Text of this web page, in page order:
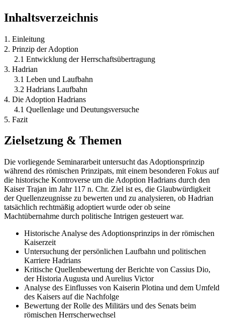
Inhaltsverzeichnis
1. Einleitung
2. Prinzip der Adoption
2.1 Entwicklung der Herrschaftsübertragung
3. Hadrian
3.1 Leben und Laufbahn
3.2 Hadrians Laufbahn
4. Die Adoption Hadrians
4.1 Quellenlage und Deutungsversuche
5. Fazit
Zielsetzung & Themen
Die vorliegende Seminararbeit untersucht das Adoptionsprinzip
während des römischen Prinzipats, mit einem besonderen Fokus auf
die historische Kontroverse um die Adoption Hadrians durch den
Kaiser Trajan im Jahr 117 n. Chr. Ziel ist es, die Glaubwürdigkeit
der Quellenzeugnisse zu bewerten und zu analysieren, ob Hadrian
tatsächlich rechtmäßig adoptiert wurde oder ob seine
Machtübernahme durch politische Intrigen gesteuert war.
Historische Analyse des Adoptionsprinzips in der römischen
Kaiserzeit
Untersuchung der persönlichen Laufbahn und politischen
Karriere Hadrians
Kritische Quellenbewertung der Berichte von Cassius Dio,
der Historia Augusta und Aurelius Victor
Analyse des Einflusses von Kaiserin Plotina und dem Umfeld
des Kaisers auf die Nachfolge
Bewertung der Rolle des Militärs und des Senats beim
römischen Herrscherwechsel